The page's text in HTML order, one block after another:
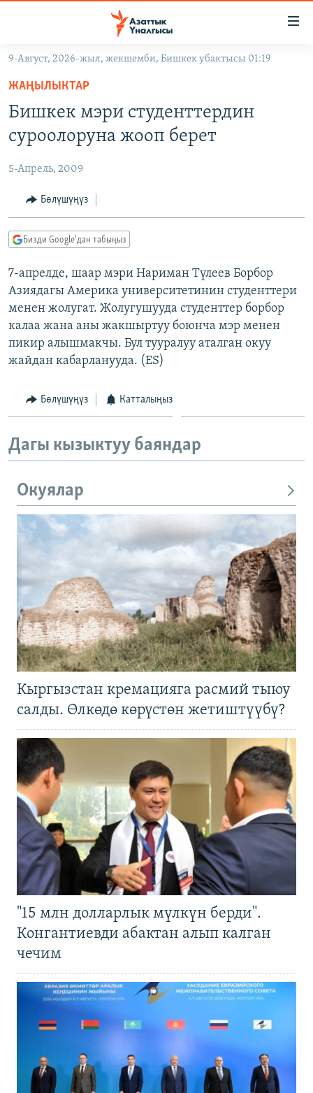
Навигацияга
өтүңүз
Издөөгө
салыңыз
ЭКОНОМИКА
МАДАНИЯТ
БОРБОР АЗИЯ
УКРАИНА
АТАЙЫН ИЛИКТӨӨ
ТВ ПРОГРАММАЛАР
ЭКСПЕРТТЕР ТАЛДАЙТ
БИЗ ЖАНА ДҮЙНӨ
ЭЖЕ-СИҢДИЛЕР
АЗАТТЫК+
ӨЗГӨЧӨ ПИКИР
Русский
ОНЛАЙН ШЕРИНЕ
ЭЕ/АРнун бардык сайттары
9-Август, 2026-жыл, жекшемби, Бишкек убактысы 01:19
ЖАҢЫЛЫКТАР
Бишкек мэри студенттердин
суроолоруна жооп берет
5-Апрель, 2009
Бөлүшүңүз
Бизди Google'дан табыңыз
7-апрелде, шаар мэри Нариман Түлеев Борбор
Азиядагы Америка университетинин студенттери
менен жолугат. Жолугушууда студенттер борбор
калаа жана аны жакшыртуу боюнча мэр менен
пикир алышмакчы. Бул тууралуу аталган окуу
жайдан кабарланууда. (ES)
Бөлүшүңүз Катталыңыз
Дагы кызыктуу баяндар
Окуялар
Кыргызстан кремацияга расмий тыюу
салды. Өлкөдө көрүстөн жетиштүүбү?
"15 млн долларлык мүлкүн берди".
Конгантиевди абактан алып калган
чечим